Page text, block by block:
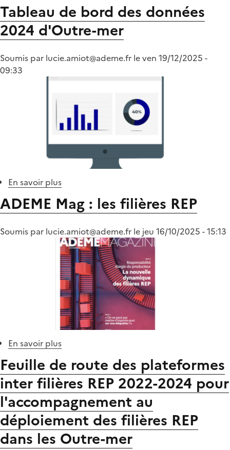
des
données
2024
les
(MNU)
Tableau de bord des données
2024 d'Outre-mer
Soumis par lucie.amiot@ademe.fr leven 19/12/2025 -
09:33
En savoir plus
de
des
données
2024
d'Outre-
mer
ADEME Mag : les filières REP
Soumis par lucie.amiot@ademe.fr le jeu 16/10/2025 - 15:13
En savoir plus
Mag
:
les
filières
REP
Feuille de route des plateformes
inter filières REP 2022-2024 pour
l'accompagnement au
déploiement des filières REP
dans les Outre-mer